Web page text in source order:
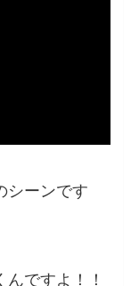
シーンです
ですよ！！